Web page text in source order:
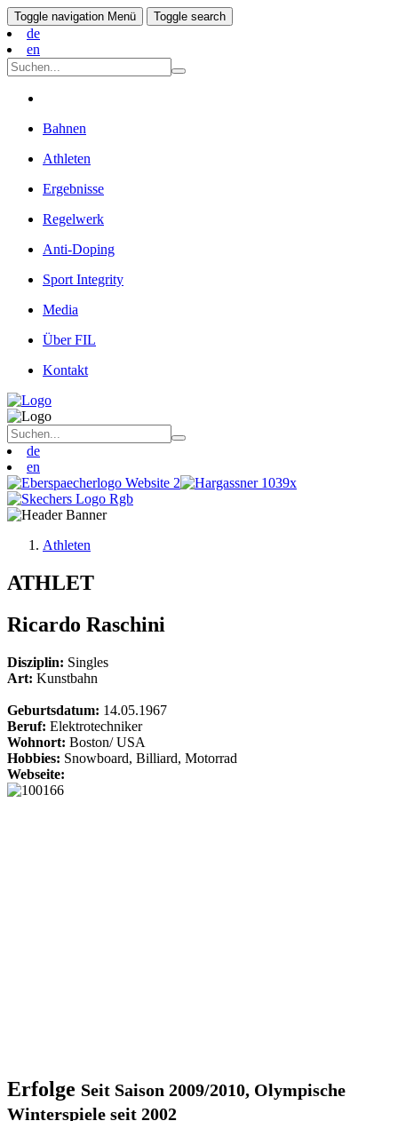
Toggle navigation Menü Toggle search
de
en
Bahnen
Athleten
Ergebnisse
Regelwerk
Anti-Doping
Sport Integrity
Media
Über FIL
Kontakt
de
en
Athleten
ATHLET
Ricardo Raschini
Disziplin: Singles
Art: Kunstbahn
Geburtsdatum: 14.05.1967
Beruf: Elektrotechniker
Wohnort: Boston/ USA
Hobbies: Snowboard, Billiard, Motorrad
Webseite:
Erfolge Seit Saison 2009/2010, Olympische
Winterspiele seit 2002